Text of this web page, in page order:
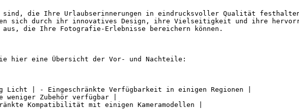
sind, die Ihre Urlaubserinnerungen in eindrucksvoller Qualität
sich durch ihr innovatives Design, ihre Vielseitigkeit und ihre
die Ihre Fotografie-Erlebnisse bereichern können.
hier eine Übersicht der Vor- und Nachteile:
Licht | - Eingeschränkte Verfügbarkeit in einigen Regionen |
Zubehör verfügbar |
Kompatibilität mit einigen Kameramodellen |